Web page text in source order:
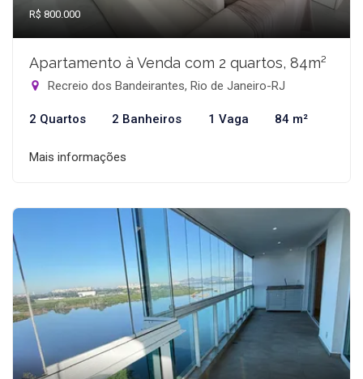
R$ 800.000
Apartamento à Venda com 2 quartos, 84m²
Recreio dos Bandeirantes, Rio de Janeiro-RJ
2 Quartos 2 Banheiros 1 Vaga 84 m²
Mais informações